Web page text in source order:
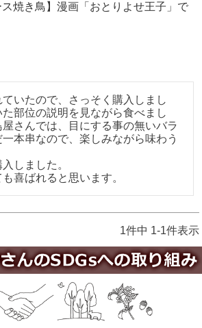
焼き鳥】漫画「おとりよせ王子」で
いたので、さっそく購入しまし
部位の説明を見ながら食べまし
さんでは、目にする事の無いバラ
本串なので、楽しみながら味わう
しました。
喜ばれると思います。
1件中 1-1件表示